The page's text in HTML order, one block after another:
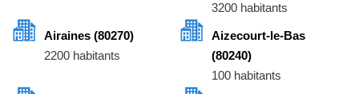
3200 habitants
Airaines (80270)
2200 habitants
Aizecourt-le-Bas
(80240)
100 habitants